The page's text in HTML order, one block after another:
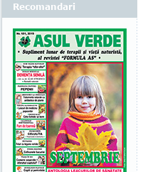
Recomandari